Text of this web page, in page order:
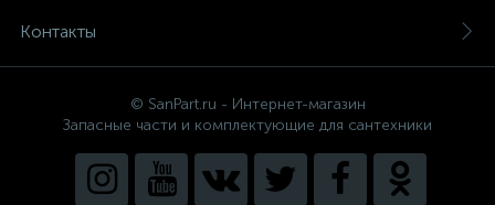
Контакты
© SanPart.ru - Интернет-магазин
Запасные части и комплектующие для сантехники